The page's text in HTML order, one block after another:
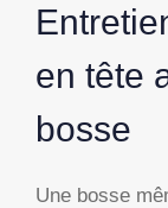
en tête
bosse
Une bosse